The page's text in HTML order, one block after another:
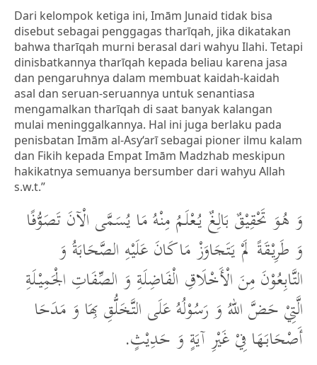
Dari kelompok ketiga ini, Imām Junaid tidak bisa
disebut sebagai penggagas tharīqah, jika dikatakan
bahwa tharīqah murni berasal dari wahyu Ilahi. Tetapi
dinisbatkannya tharīqah kepada beliau karena jasa
dan pengaruhnya dalam membuat kaidah-kaidah
asal dan seruan-seruannya untuk senantiasa
mengamalkan tharīqah di saat banyak kalangan
mulai meninggalkannya. Hal ini juga berlaku pada
penisbatan Imām al-Asy‘arī sebagai pioner ilmu kalam
dan Fikih kepada Empat Imām Madzhab meskipun
hakikatnya semuanya bersumber dari wahyu Allah
s.w.t.”
وَ هُوَ تَحْقِيْقٌ بَالِغٌ يُعْلَمُ مِنْهُ مَا يُسَمَّى الْآنَ تَصَوُّفًا
وَ طَرِيْقَةً لَمْ يَتَجَاوَزْ مَا كَانَ عَلَيْهِ الصَّحَابَةُ وَ
التَّابِعُوْنَ مِنَ الْأَخْلَاقِ الْفَاضِلَةِ وَ الصِّفَاتِ الْجَمِيْلَةِ
الَّتِيْ حَضَّ اللهُ وَ رَسُوْلُهُ عَلَى التَّخَلُّقِ بِهَا وَ مَدَحَا
أَصْحَابَهَا فِيْ غَيْرِ آيَةٍ وَ حَدِيْثٍ.